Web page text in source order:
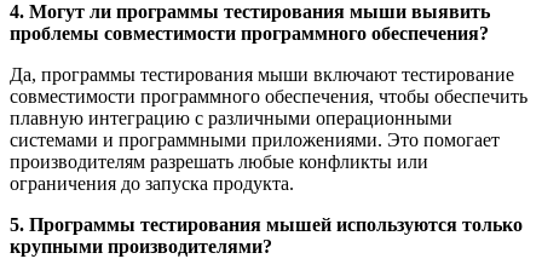
4. Могут ли программы тестирования мыши выявить
проблемы совместимости программного обеспечения?
Да, программы тестирования мыши включают тестирование
совместимости программного обеспечения, чтобы обеспечить
плавную интеграцию с различными операционными
системами и программными приложениями. Это помогает
производителям разрешать любые конфликты или
ограничения до запуска продукта.
5. Программы тестирования мышей используются только
крупными производителями?